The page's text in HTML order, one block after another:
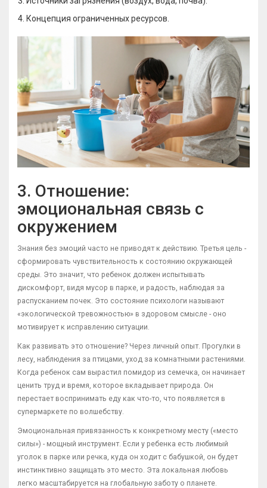
Концепция ограниченных ресурсов.
3. Отношение:
эмоциональная связь с
окружением
Знания без эмоций часто не приводят к действию. Третья цель -
сформировать чувствительность к состоянию окружающей
среды. Это значит, что ребенок должен испытывать
дискомфорт, видя мусор в парке, и радость, наблюдая за
распусканием почек. Это состояние психологи называют
«экологической тревожностью» в здоровом смысле - оно
мотивирует к исправлению ситуации.
Как развивать это отношение? Через личный опыт. Прогулки в
лесу, наблюдения за птицами, уход за комнатными растениями.
Когда ребенок сам вырастил помидор из семечка, он начинает
ценить труд и время, которое вкладывает природа. Он
перестает воспринимать еду как что-то, что появляется в
супермаркете по волшебству.
Эмоциональная привязанность к конкретному месту («место
силы») - мощный инструмент. Если у ребенка есть любимый
уголок в парке или речка, куда он ходит с бабушкой, он будет
инстинктивно защищать это место. Эта локальная любовь
легко масштабируется на глобальную заботу о планете.